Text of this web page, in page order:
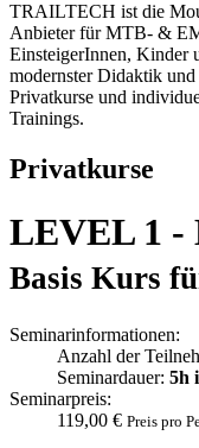
TRAILTECH ist die
Anbieter für MTB- &
EinsteigerInnen, Kinder
modernster Didaktik
Privatkurse und
Trainings.
Privatkurse
LEVEL 1 -
Basis Kurs
Seminarinformationen:
Anzahl der
Seminardauer: 5h
Seminarpreis:
119,00 € Preis pro